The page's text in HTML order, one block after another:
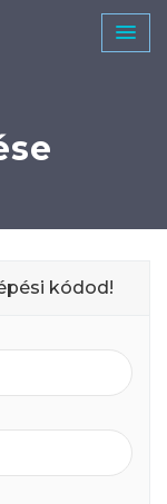
kódod!